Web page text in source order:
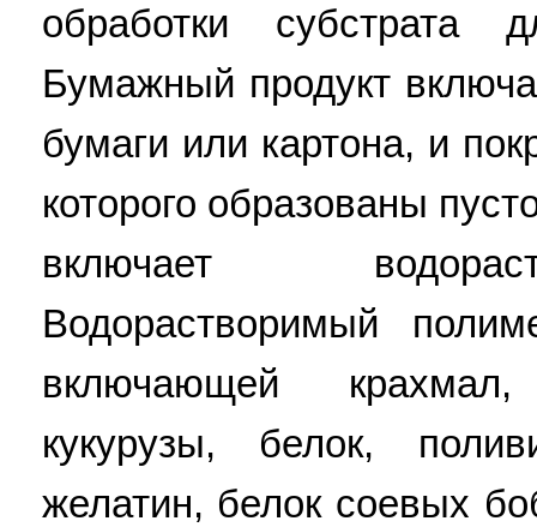
обработки субстрата
Бумажный продукт
бумаги или картона, и
которого образованы
включает
Водорастворимый
включающей
кукурузы, белок,
желатин, белок соевых